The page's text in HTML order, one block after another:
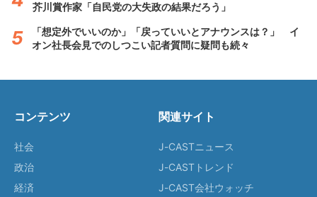
芥川賞作家「自民党の大失政の結果だろう」
「想定外でいいのか」「戻っていいとアナウンスは？」 イ
オン社長会見でのしつこい記者質問に疑問も続々
コンテンツ
社会
政治
経済
関連サイト
J-CASTニュース
J-CASTトレンド
J-CAST会社ウォッチ